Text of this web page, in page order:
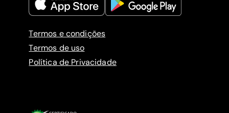
Termos e condições
Termos de uso
Política de Privacidade